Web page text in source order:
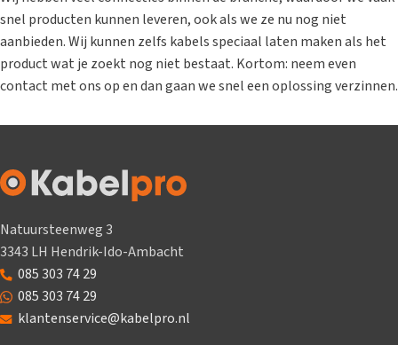
snel producten kunnen leveren, ook als we ze nu nog niet
aanbieden. Wij kunnen zelfs kabels speciaal laten maken als het
product wat je zoekt nog niet bestaat. Kortom: neem even
contact met ons op en dan gaan we snel een oplossing verzinnen.
Natuursteenweg 3
3343 LH Hendrik-Ido-Ambacht
085 303 74 29
085 303 74 29
klantenservice@kabelpro.nl